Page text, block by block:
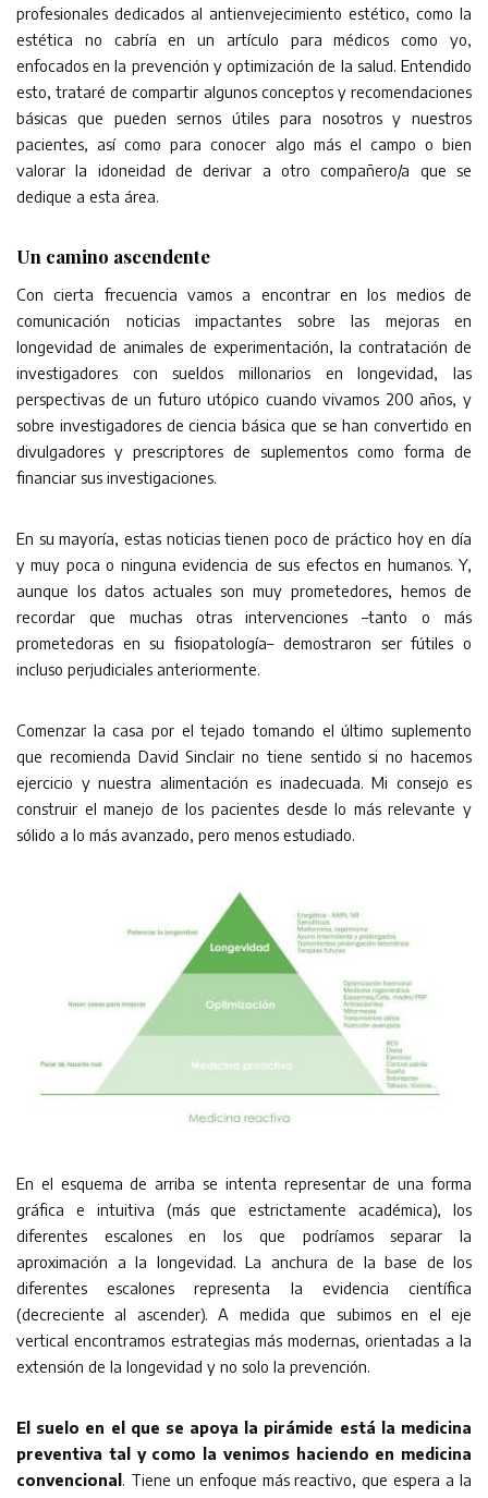
profesionales dedicados al antienvejecimiento estético, como la
estética no cabría en un artículo para médicos como yo,
enfocados en la prevención y optimización de la salud. Entendido
esto, trataré de compartir algunos conceptos y recomendaciones
básicas que pueden sernos útiles para nosotros y nuestros
pacientes, así como para conocer algo más el campo o bien
valorar la idoneidad de derivar a otro compañero/a que se
dedique a esta área.
Un camino ascendente
Con cierta frecuencia vamos a encontrar en los medios de
comunicación noticias impactantes sobre las mejoras en
longevidad de animales de experimentación, la contratación de
investigadores con sueldos millonarios en longevidad, las
perspectivas de un futuro utópico cuando vivamos 200 años, y
sobre investigadores de ciencia básica que se han convertido en
divulgadores y prescriptores de suplementos como forma de
financiar sus investigaciones.
En su mayoría, estas noticias tienen poco de práctico hoy en día
y muy poca o ninguna evidencia de sus efectos en humanos. Y,
aunque los datos actuales son muy prometedores, hemos de
recordar que muchas otras intervenciones –tanto o más
prometedoras en su fisiopatología– demostraron ser fútiles o
incluso perjudiciales anteriormente.
Comenzar la casa por el tejado tomando el último suplemento
que recomienda David Sinclair no tiene sentido si no hacemos
ejercicio y nuestra alimentación es inadecuada. Mi consejo es
construir el manejo de los pacientes desde lo más relevante y
sólido a lo más avanzado, pero menos estudiado.
En el esquema de arriba se intenta representar de una forma
gráfica e intuitiva (más que estrictamente académica), los
diferentes escalones en los que podríamos separar la
aproximación a la longevidad. La anchura de la base de los
diferentes escalones representa la evidencia científica
(decreciente al ascender). A medida que subimos en el eje
vertical encontramos estrategias más modernas, orientadas a la
extensión de la longevidad y no solo la prevención.
El suelo en el que se apoya la pirámide está la medicina
preventiva tal y como la venimos haciendo en medicina
convencional. Tiene un enfoque más reactivo, que espera a la